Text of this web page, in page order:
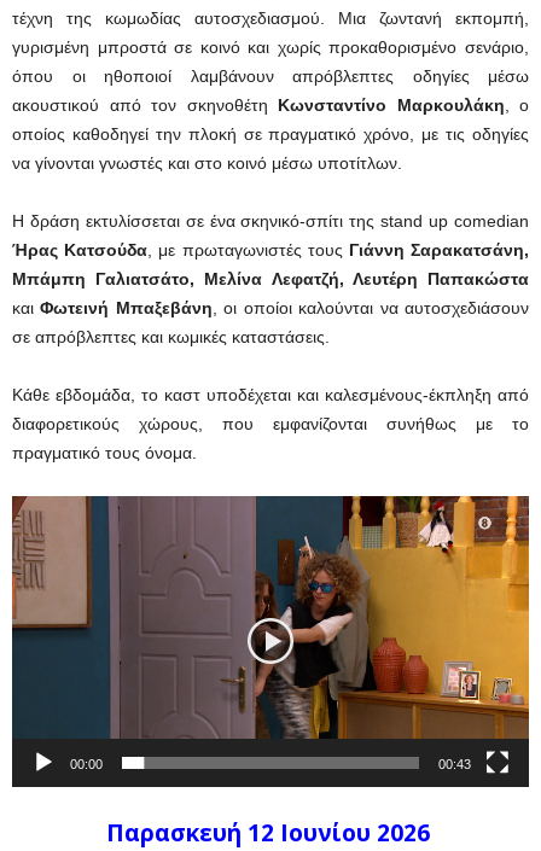
τέχνη της κωμωδίας αυτοσχεδιασμού. Μια ζωντανή εκπομπή,
γυρισμένη μπροστά σε κοινό και χωρίς προκαθορισμένο σενάριο,
όπου οι ηθοποιοί λαμβάνουν απρόβλεπτες οδηγίες μέσω
ακουστικού από τον σκηνοθέτη Κωνσταντίνο Μαρκουλάκη , ο
οποίος καθοδηγεί την πλοκή σε πραγματικό χρόνο, με τις οδηγίες
να γίνονται γνωστές και στο κοινό μέσω υποτίτλων.
Η δράση εκτυλίσσεται σε ένα σκηνικό-σπίτι της stand up comedian
Ήρας Κατσούδα , με πρωταγωνιστές τους Γιάννη Σαρακατσάνη,
Μπάμπη Γαλιατσάτο, Μελίνα Λεφατζή, Λευτέρη Παπακώστα
καιΦωτεινή Μπαξεβάνη , οι οποίοι καλούνται να αυτοσχεδιάσουν
σε απρόβλεπτες και κωμικές καταστάσεις.
Κάθε εβδομάδα, το καστ υποδέχεται και καλεσμένους-έκπληξη από
διαφορετικούς χώρους, που εμφανίζονται συνήθως με το
πραγματικό τους όνομα.
Πρόγραμμα
Αναπαραγωγής
Βίντεο
00:00 00:43
Παρασκευή 12 Ιουνίου 2026